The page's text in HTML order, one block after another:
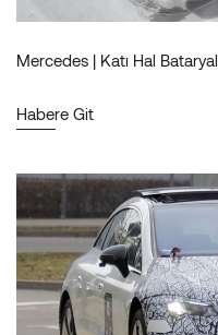
Mercedes | Katı Hal
Habere Git